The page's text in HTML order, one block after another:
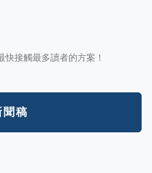
接觸最多讀者的方案！
稿